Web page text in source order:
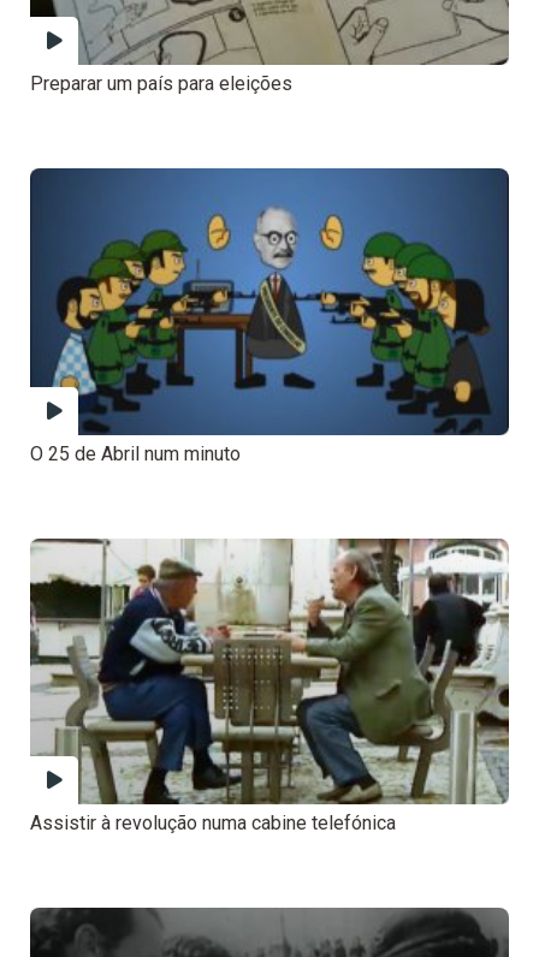
Preparar um país para eleições
O 25 de Abril num minuto
Assistir à revolução numa cabine telefónica